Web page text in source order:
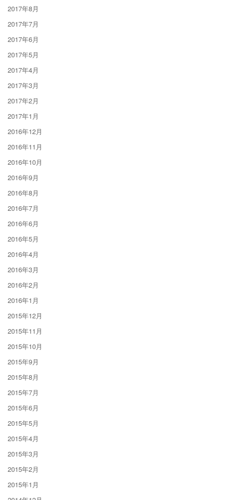
2017年8月
2017年7月
2017年6月
2017年5月
2017年4月
2017年3月
2017年2月
2017年1月
2016年12月
2016年11月
2016年10月
2016年9月
2016年8月
2016年7月
2016年6月
2016年5月
2016年4月
2016年3月
2016年2月
2016年1月
2015年12月
2015年11月
2015年10月
2015年9月
2015年8月
2015年7月
2015年6月
2015年5月
2015年4月
2015年3月
2015年2月
2015年1月